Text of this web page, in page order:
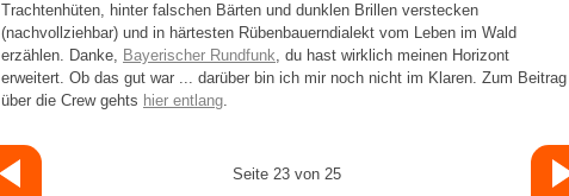
Trachtenhüten, hinter falschen Bärten und dunklen Brillen verstecken
(nachvollziehbar) und in härtesten Rübenbauerndialekt vom Leben im Wald
erzählen. Danke, Bayerischer Rundfunk, du hast wirklich meinen Horizont
erweitert. Ob das gut war ... darüber bin ich mir noch nicht im Klaren. Zum Beitrag
über die Crew gehts hier entlang.
Seite 23 von 25